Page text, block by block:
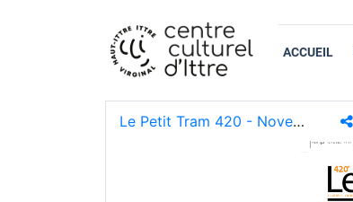
ACCUEIL